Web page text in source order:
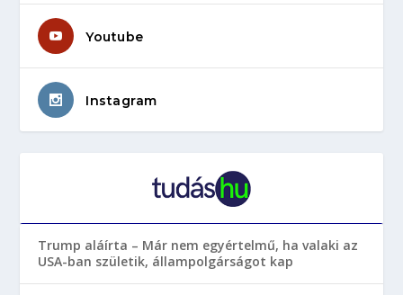
Youtube
Instagram
Trump aláírta – Már nem egyértelmű, ha valaki az
USA-ban születik, állampolgárságot kap